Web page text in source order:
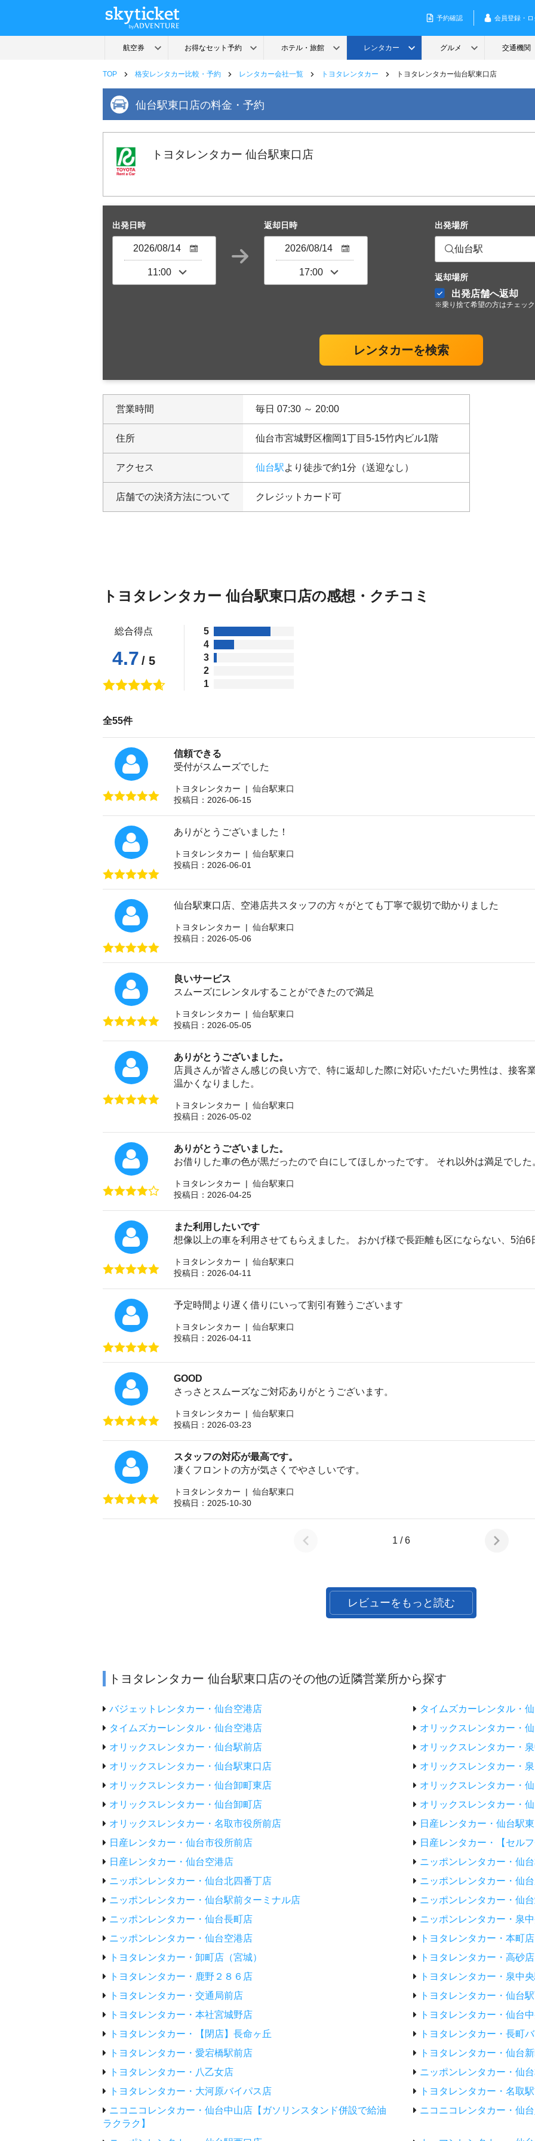
TOP 格安レンタカー比較・予約 レンタカー会社一覧 トヨタレンタカー トヨタレンタカー仙台駅東口店
仙台駅東口店の料金・予約
トヨタレンタカー 仙台駅東口店
出発日時 返却日時 出発場所
仙台駅
返却場所
出発店舗へ返却
※乗り捨て希望の方はチェッ
レンタカーを検索
営業時間 毎日 07:30 ～ 20:00
住所 仙台市宮城野区榴岡1丁目5-15竹内ビル1階
アクセス 仙台駅より徒歩で約1分（送迎なし）
店舗での決済方法について クレジットカード可
トヨタレンタカー 仙台駅東口店の感想・クチコミ
総合得点
4.7 / 5
5
4
3
2
1
全55件
信頼できる
受付がスムーズでした
トヨタレンタカー | 仙台駅東口
投稿日：2026-06-15
ありがとうございました！
トヨタレンタカー | 仙台駅東口
投稿日：2026-06-01
仙台駅東口店、空港店共スタッフの方々がとても丁寧で親切で助かりました
トヨタレンタカー | 仙台駅東口
投稿日：2026-05-06
良いサービス
スムーズにレンタルすることができたので満足
トヨタレンタカー | 仙台駅東口
投稿日：2026-05-05
ありがとうございました。
店員さんが皆さん感じの良い方で、特に返却した際に対応いただいた男性は、接客
温かくなりました。
トヨタレンタカー | 仙台駅東口
投稿日：2026-05-02
ありがとうございました。
お借りした車の色が黒だったので 白にしてほしかったです。 それ以外は満足でした
トヨタレンタカー | 仙台駅東口
投稿日：2026-04-25
また利用したいです
想像以上の車を利用させてもらえました。 おかげ様で長距離も区にならない、5泊6
トヨタレンタカー | 仙台駅東口
投稿日：2026-04-11
予定時間より遅く借りにいって割引有難うございます
トヨタレンタカー | 仙台駅東口
投稿日：2026-04-11
GOOD
さっさとスムーズなご対応ありがとうございます。
トヨタレンタカー | 仙台駅東口
投稿日：2026-03-23
スタッフの対応が最高です。
凄くフロントの方が気さくでやさしいです。
トヨタレンタカー | 仙台駅東口
投稿日：2025-10-30
1 / 6
レビューをもっと読む
トヨタレンタカー 仙台駅東口店のその他の近隣営業所から探す
バジェットレンタカー・仙台空港店
タイムズカーレンタル・
タイムズカーレンタル・仙台空港店
オリックスレンタカー・
オリックスレンタカー・仙台駅前店
オリックスレンタカー・
オリックスレンタカー・仙台駅東口店
オリックスレンタカー・
オリックスレンタカー・仙台卸町東店
オリックスレンタカー・
オリックスレンタカー・仙台卸町店
オリックスレンタカー・
オリックスレンタカー・名取市役所前店
日産レンタカー・仙台駅
日産レンタカー・仙台市役所前店
日産レンタカー・【セル
日産レンタカー・仙台空港店
ニッポンレンタカー・仙
ニッポンレンタカー・仙台北四番丁店
ニッポンレンタカー・仙
ニッポンレンタカー・仙台駅前ターミナル店
ニッポンレンタカー・仙
ニッポンレンタカー・仙台長町店
ニッポンレンタカー・泉
ニッポンレンタカー・仙台空港店
トヨタレンタカー・本町店
トヨタレンタカー・卸町店（宮城）
トヨタレンタカー・高砂店
トヨタレンタカー・鹿野２８６店
トヨタレンタカー・泉中
トヨタレンタカー・交通局前店
トヨタレンタカー・仙台
トヨタレンタカー・本社宮城野店
トヨタレンタカー・仙台
トヨタレンタカー・【閉店】長命ヶ丘
トヨタレンタカー・長町
トヨタレンタカー・愛宕橋駅前店
トヨタレンタカー・仙台
トヨタレンタカー・八乙女店
ニッポンレンタカー・仙
トヨタレンタカー・大河原バイパス店
トヨタレンタカー・名取
ニコニコレンタカー・仙台中山店【ガソリンスタンド併設で給油
ラクラク】
ニコニコレンタカー・仙